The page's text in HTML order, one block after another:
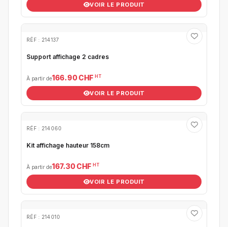
VOIR LE PRODUIT
RÉF : 214137
Support affichage 2 cadres
À partir de166.90 CHF HT
VOIR LE PRODUIT
RÉF : 214060
Kit affichage hauteur 158cm
À partir de167.30 CHF HT
VOIR LE PRODUIT
RÉF : 214010